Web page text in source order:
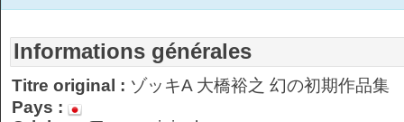
Informations générales
Titre original : ゾッキA 大橋裕之 幻の初期作品集
Pays :